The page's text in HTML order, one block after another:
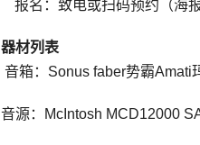
报名：致电或扫码预约（海报
器材列表
音箱：Sonus faber势霸Amati
音源：McIntosh MCD12000